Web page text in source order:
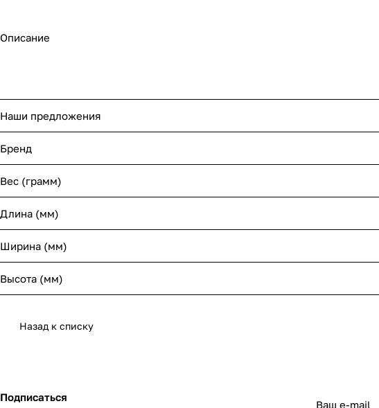
Описание
Наши предложения
Бренд
Вес (грамм)
Длина (мм)
Ширина (мм)
Высота (мм)
Назад к списку
Подписаться